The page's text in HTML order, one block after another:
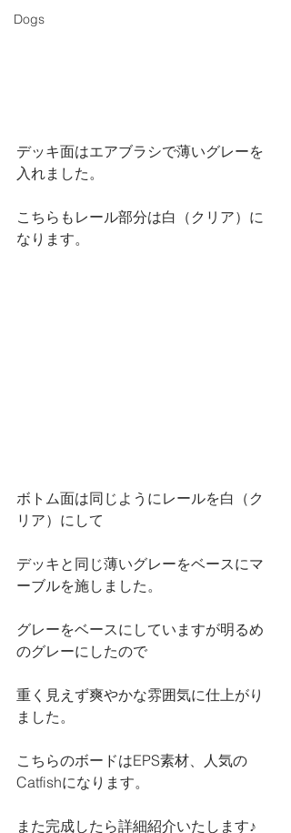
Dogs
デッキ面はエアブラシで薄いグレーを
入れました。
こちらもレール部分は白（クリア）に
なります。
ボトム面は同じようにレールを白（ク
リア）にして
デッキと同じ薄いグレーをベースにマ
ーブルを施しました。
グレーをベースにしていますが明るめ
のグレーにしたので
重く見えず爽やかな雰囲気に仕上がり
ました。
こちらのボードはEPS素材、人気の
Catfishになります。
また完成したら詳細紹介いたします♪